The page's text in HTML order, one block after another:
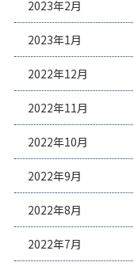
2023年2月
2023年1月
2022年12月
2022年11月
2022年10月
2022年9月
2022年8月
2022年7月